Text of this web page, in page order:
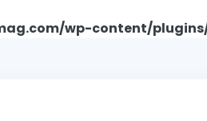
wp-content/